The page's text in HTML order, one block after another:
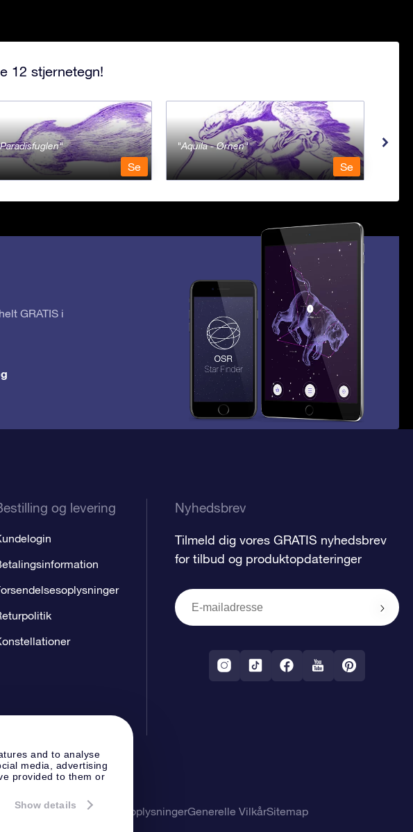
and to analyse
media, advertising
provided to them or
Show details
12 stjernetegn!
Se
Aquila - Ørnen
Se
GRATIS i
og levering Nyhedsbrev
Tilmeld dig vores GRATIS nyhedsbrev
for tilbud og produktopdateringer
Beskyttelse af personlige oplysningerGenerelle VilkårSitemap